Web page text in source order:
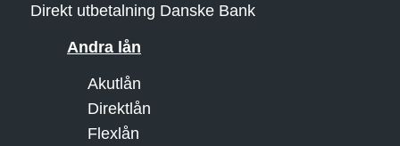
Direkt utbetalning Danske Bank
Andra lån
Akutlån
Direktlån
Flexlån